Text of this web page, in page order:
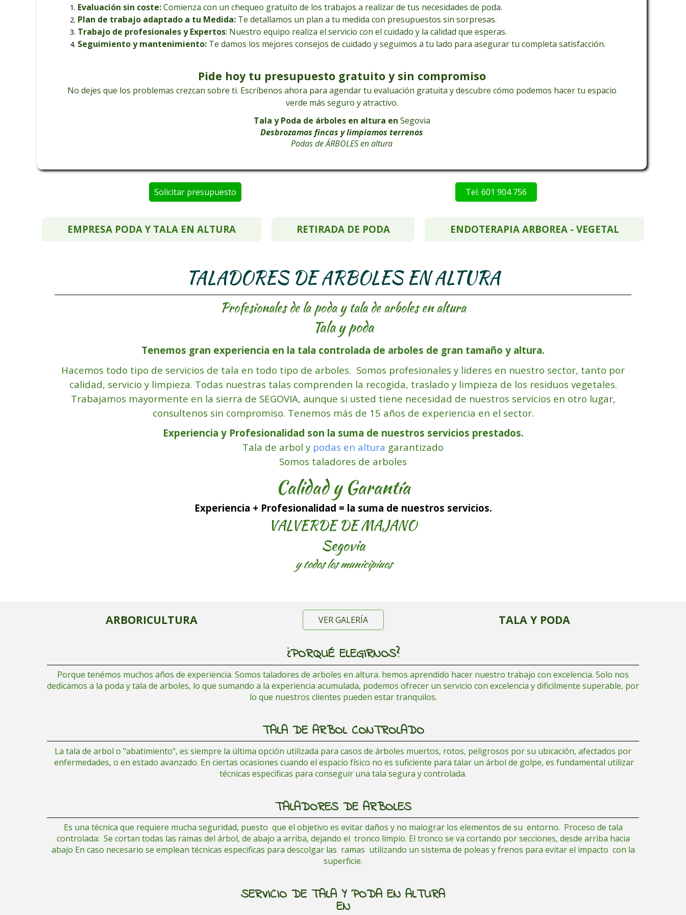
Evaluación sin coste:Comienza con un chequeo gratuito de los trabajos a realizar de tus necesidades de poda.
Plan de trabajo adaptado a tu Medida: Te detallamos un plan a tu medida con presupuestos sin sorpresas.
Trabajo de profesionales y Expertos: Nuestro equipo realiza el servicio con el cuidado y la calidad que esperas.
Seguimiento y mantenimiento: Te damos los mejores consejos de cuidado y seguimos a tu lado para asegurar tu completa satisfacción.
Pide hoy tu presupuesto gratuito y sin compromiso
No dejes que los problemas crezcan sobre ti. Escríbenos ahora para agendar tu evaluación gratuita y descubre cómo podemos hacer tu espacio
verde más seguro y atractivo.
Tala y Poda de árboles en altura en Segovia
Desbrozamos fincas y limpiamos terrenos
Podas de ÁRBOLES en altura
endoterapia para tratar y eliminar nidos de orugas en la zona de
Segovia. Confíe en nuestra experiencia y compromiso para garantizar resultados
excepcionales en todos nuestros trabajos de podas y talas en altura.
Pide tu presupuesto gratuito y sin compromiso
Podadores y taladores de árboles
Contáctanos hoy y asegura lo mejor para tus árboles y tu tranquilidad.
Árboles de gran alturaÁrboles de gran altura
Solicita tu presupuesto gratuito y sin compromiso
Solicitar presupuesto Tel. 601 904 756
EMPRESA PODA Y TALA EN ALTURA RETIRADA DE PODA ENDOTERAPIA ARBOREA - VEGETAL
TALADORES DE ARBOLES EN ALTURA
Profesionales de la poda y tala de arboles en altura
Tala y poda
Tenemos gran experiencia en la tala controlada de arboles de gran tamaño y altura.
Hacemos todo tipo de servicios de tala en todo tipo de arboles. Somos profesionales y lideres en nuestro sector, tanto por
calidad, servicio y limpieza. Todas nuestras talas comprenden la recogida, traslado y limpieza de los residuos vegetales.
Trabajamos mayormente en la sierra de SEGOVIA, aunque si usted tiene necesidad de nuestros servicios en otro lugar,
consultenos sin compromiso. Tenemos más de 15 años de experiencia en el sector.
Experiencia y Profesionalidad son la suma de nuestros servicios prestados.
Tala de arbol y podas en altura garantizado
Somos taladores de arboles
Calidad y Garantía
Experiencia + Profesionalidad = la suma de nuestros servicios.
VALVERDE DE MAJANO
Segovia
y todos los municipiuos
TALA Y PODA
ARBORICULTURA VER GALERÍA
¿PORQUÉ ELEGIRNOS?
Porque tenémos muchos años de experiencia. Somos taladores de arboles en altura. hemos aprendido hacer nuestro trabajo con excelencia. Solo nos
dedicamos a la poda y tala de arboles, lo que sumando a la experiencia acumulada, podemos ofrecer un servicio con excelencia y dificilmente superable, por
lo que nuestros clientes pueden estar tranquilos.
TALA DE ARBOL CONTROLADO
La tala de arbol o "abatimiento", es siempre la última opción utilizada para casos de árboles muertos, rotos, peligrosos por su ubicación, afectados por
enfermedades, o en estado avanzado. En ciertas ocasiones cuando el espacio físico no es suficiente para talar un árbol de golpe, es fundamental utilizar
técnicas especificas para conseguir una tala segura y controlada.
TALADORES DE ARBOLES
Es una técnica que requiere mucha seguridad, puesto que el objetivo es evitar daños y no malograr los elementos de su entorno. Proceso de tala
controlada: Se cortan todas las ramas del árbol, de abajo a arriba, dejando el tronco limpio. El tronco se va cortando por secciones, desde arriba hacia
abajo En caso necesario se emplean técnicas especificas para descolgar las ramas utilizando un sistema de poleas y frenos para evitar el impacto con la
superficie.
SERVICIO DE TALA Y PODA EN ALTURA
EN